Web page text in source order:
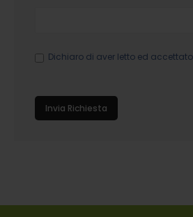
Dichiaro di aver letto ed
Invia Richiesta